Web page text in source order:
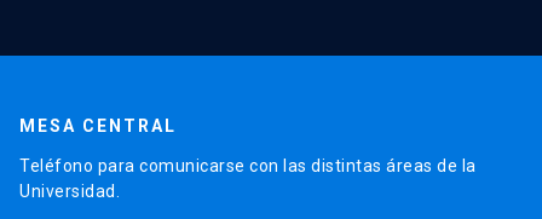
MESA CENTRAL
Teléfono para comunicarse con las distintas áreas de la
Universidad.